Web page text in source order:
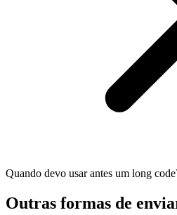
Quando devo usar antes um long
Outras formas de